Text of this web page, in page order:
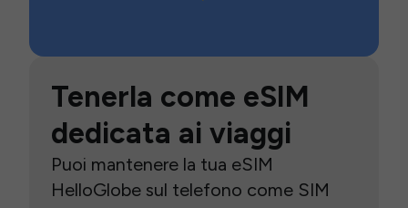
Tenerla come eSIM
dedicata ai viaggi
Puoi mantenere la tua eSIM
HelloGlobe sul telefono come SIM